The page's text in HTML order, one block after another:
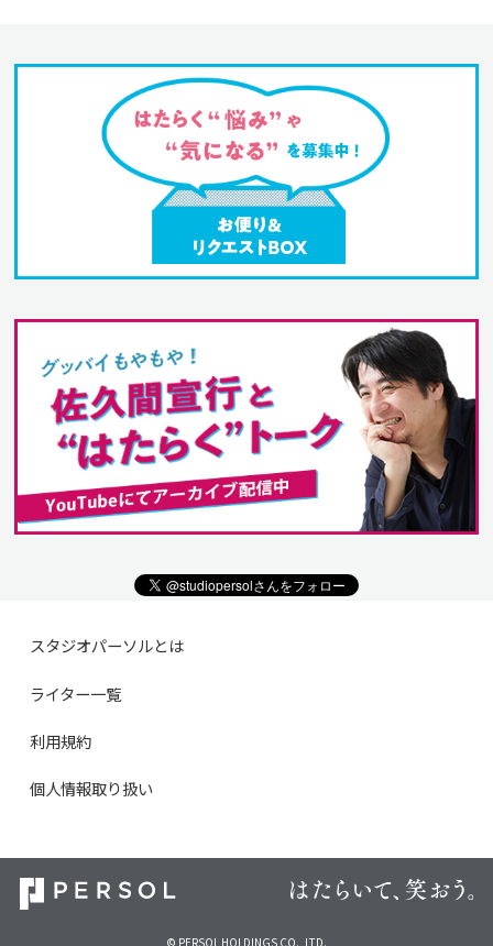
スタジオパーソルとは
ライター一覧
利用規約
個人情報取り扱い
© PERSOL HOLDINGS CO., LTD.